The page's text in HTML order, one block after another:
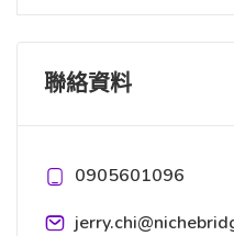
聯絡資料
0905601096